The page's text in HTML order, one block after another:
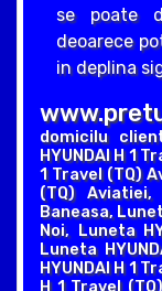
se poate
deoarece
in deplina
domicilu
HYUNDAI H 1
1 Travel (TQ)
(TQ) Aviatiei,
Baneasa,
Noi, Luneta
Luneta
HYUNDAI H 1
H 1 Travel